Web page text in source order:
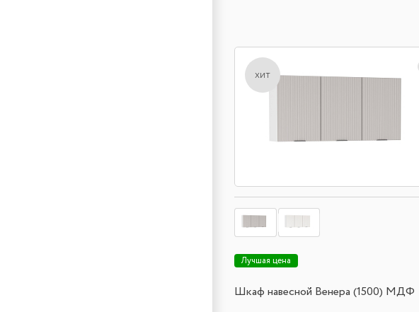
хит
Лучшая цена
Шкаф навесной Венера (1500) МДФ